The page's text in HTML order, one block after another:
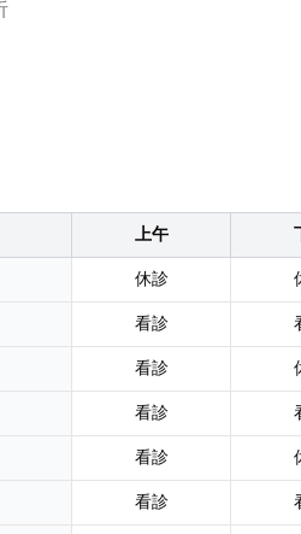
上午
休診
看診
看診
看診
看診
看診